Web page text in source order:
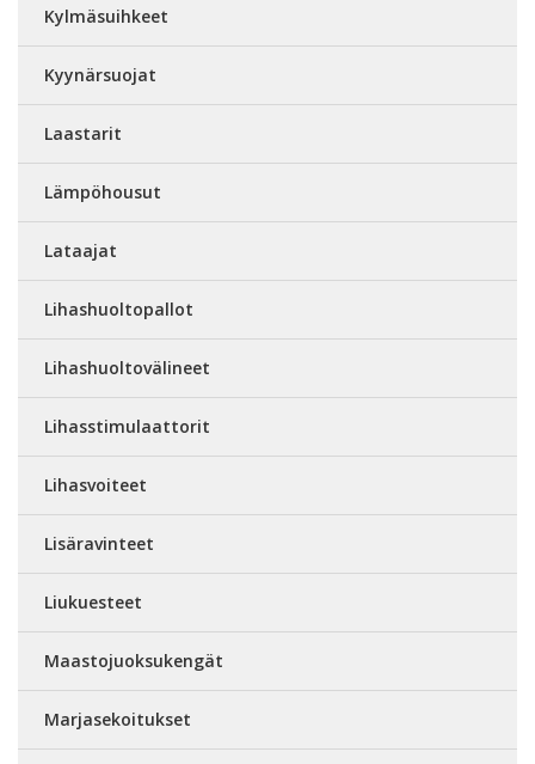
Kylmäsuihkeet
Kyynärsuojat
Laastarit
Lämpöhousut
Lataajat
Lihashuoltopallot
Lihashuoltovälineet
Lihasstimulaattorit
Lihasvoiteet
Lisäravinteet
Liukuesteet
Maastojuoksukengät
Marjasekoitukset